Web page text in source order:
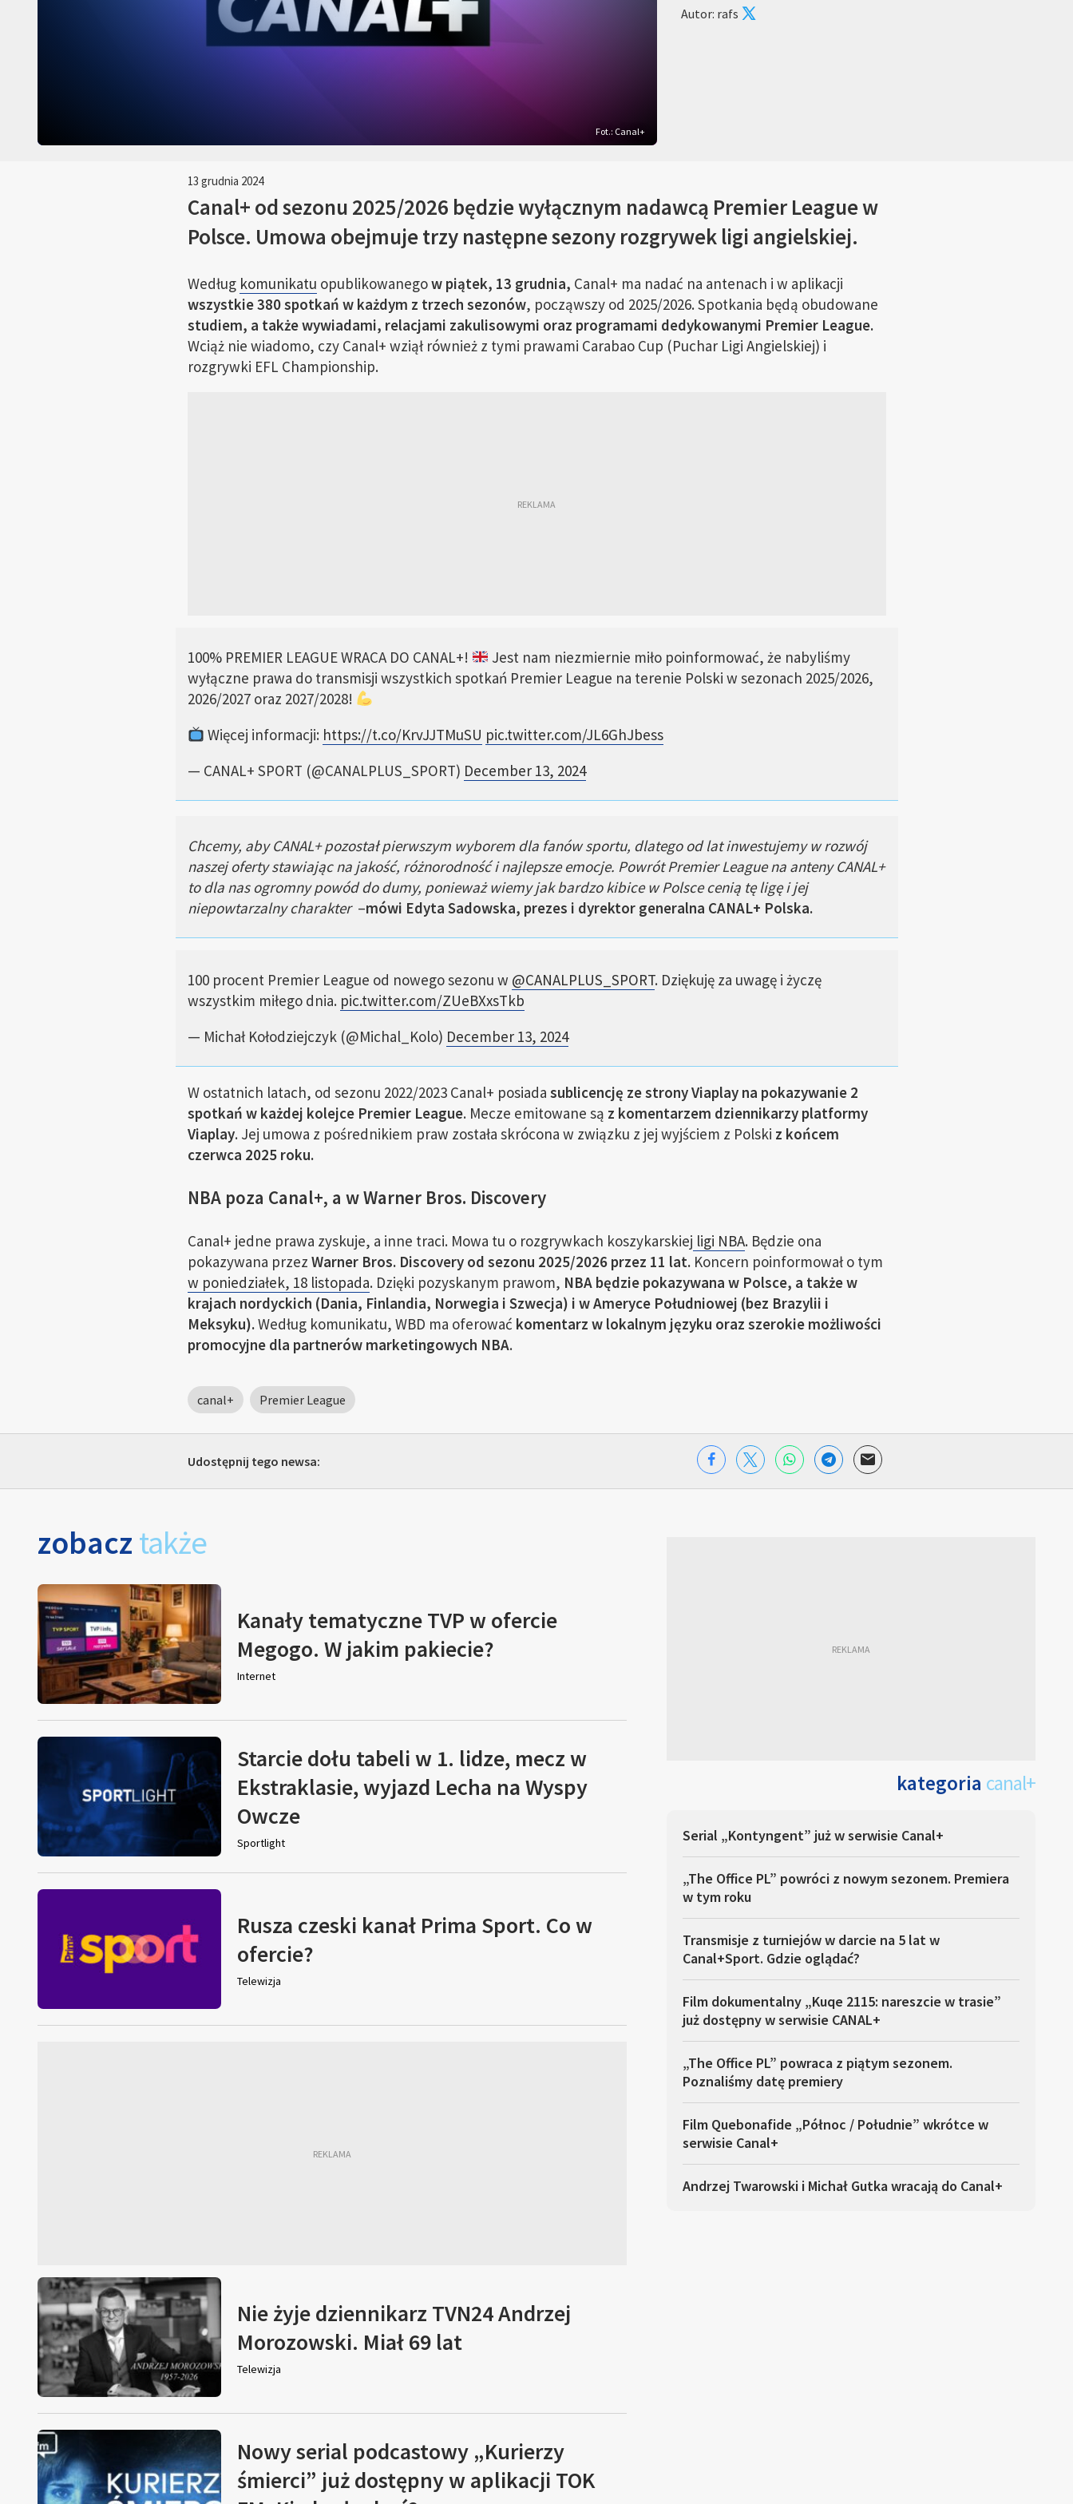
Autor: rafs
Fot.: Canal+
13 grudnia 2024
Canal+ od sezonu 2025/2026 będzie wyłącznym nadawcą Premier League w
Polsce. Umowa obejmuje trzy następne sezony rozgrywek ligi angielskiej.
Według komunikatu opublikowanegow piątek, 13 grudnia, Canal+ ma nadać na antenach i w aplikacji
wszystkie 380 spotkań w każdym z trzech sezonów, począwszy od 2025/2026. Spotkania będą obudowane
studiem, a także wywiadami, relacjami zakulisowymi oraz programami dedykowanymi Premier League.
Wciąż nie wiadomo, czy Canal+ wziął również z tymi prawami Carabao Cup (Puchar Ligi Angielskiej) i
rozgrywki EFL Championship.
100% PREMIER LEAGUE WRACA DO CANAL+!
Jest nam niezmiernie miło poinformować, że nabyliśmy
wyłączne prawa do transmisji wszystkich spotkań Premier League na terenie Polski w sezonach 2025/2026,
2026/2027 oraz 2027/2028!
Więcej informacji: https://t.co/KrvJJTMuSU pic.twitter.com/JL6GhJbess
— CANAL+ SPORT (@CANALPLUS_SPORT) December 13, 2024
Chcemy, aby CANAL+ pozostał pierwszym wyborem dla fanów sportu, dlatego od lat inwestujemy w rozwój
naszej oferty stawiając na jakość, różnorodność i najlepsze emocje. Powrót Premier League na anteny CANAL+
to dla nas ogromny powód do dumy, ponieważ wiemy jak bardzo kibice w Polsce cenią tę ligę i jej
niepowtarzalny charakter –mówi Edyta Sadowska, prezes i dyrektor generalna CANAL+ Polska.
100 procent Premier League od nowego sezonu w @CANALPLUS_SPORT. Dziękuję za uwagę i życzę
wszystkim miłego dnia. pic.twitter.com/ZUeBXxsTkb
— Michał Kołodziejczyk (@Michal_Kolo) December 13, 2024
W ostatnich latach, od sezonu 2022/2023 Canal+ posiada sublicencję ze strony Viaplay na pokazywanie 2
spotkań w każdej kolejce Premier League. Mecze emitowane są z komentarzem dziennikarzy platformy
Viaplay. Jej umowa z pośrednikiem praw została skrócona w związku z jej wyjściem z Polski z końcem
czerwca 2025 roku.
NBA poza Canal+, a w Warner Bros. Discovery
Canal+ jedne prawa zyskuje, a inne traci. Mowa tu o rozgrywkach koszykarskiej ligi NBA. Będzie ona
pokazywana przez Warner Bros. Discovery od sezonu 2025/2026 przez 11 lat. Koncern poinformował o tym
w poniedziałek, 18 listopada. Dzięki pozyskanym prawom, NBA będzie pokazywana w Polsce, a także w
krajach nordyckich (Dania, Finlandia, Norwegia i Szwecja) i w Ameryce Południowej (bez Brazylii i
Meksyku).Według komunikatu, WBD ma oferować komentarz w lokalnym języku oraz szerokie możliwości
promocyjne dla partnerów marketingowych NBA.
canal+ Premier League
Udostępnij tego newsa:
zobacz także
Kanały tematyczne TVP w ofercie
Megogo. W jakim pakiecie?
Internet
Starcie dołu tabeli w 1. lidze, mecz w
Ekstraklasie, wyjazd Lecha na Wyspy
Owcze
Sportlight
Rusza czeski kanał Prima Sport. Co w
ofercie?
Telewizja
Nie żyje dziennikarz TVN24 Andrzej
Morozowski. Miał 69 lat
Telewizja
Nowy serial podcastowy „Kurierzy
śmierci” już dostępny w aplikacji TOK
kategoria canal+
Serial „Kontyngent” już w serwisie Canal+
„The Office PL” powróci z nowym sezonem. Premiera
w tym roku
Transmisje z turniejów w darcie na 5 lat w
Canal+Sport. Gdzie oglądać?
Film dokumentalny „Kuqe 2115: nareszcie w trasie”
już dostępny w serwisie CANAL+
„The Office PL” powraca z piątym sezonem.
Poznaliśmy datę premiery
Film Quebonafide „Północ / Południe” wkrótce w
serwisie Canal+
Andrzej Twarowski i Michał Gutka wracają do Canal+